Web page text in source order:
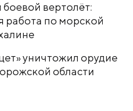
боевой вертолёт:
работа по морской
уничтожил орудие
области